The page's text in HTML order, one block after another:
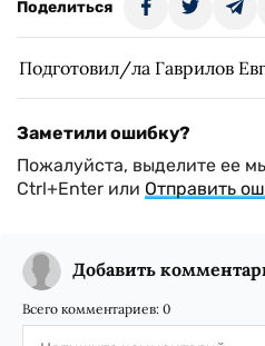
Поделиться
Подготовил/ла Гаврилов
Заметили ошибку?
Пожалуйста, выделите ее
Ctrl+Enter или Отправить
Добавить
Всего комментариев: 0